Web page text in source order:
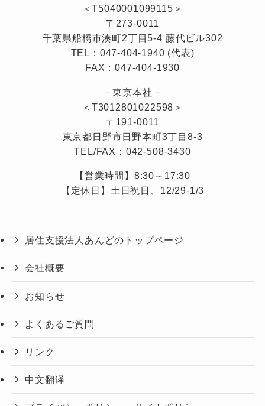
＜T5040001099115＞
〒273-0011
千葉県船橋市湊町2丁目5-4 藤代ビル302
TEL：047-404-1940 (代表)
FAX：047-404-1930
－東京本社－
＜T3012801022598＞
〒191-0011
東京都日野市日野本町3丁目8-3
TEL/FAX：042-508-3430
【営業時間】8:30～17:30
【定休日】土日祝日、12/29-1/3
居住支援法人あんどのトップページ
会社概要
お知らせ
よくあるご質問
リンク
中文翻译